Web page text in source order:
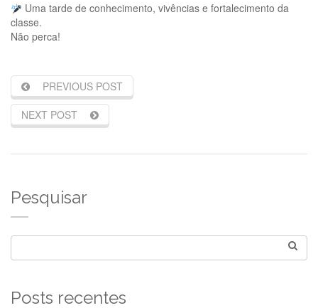
Uma tarde de conhecimento, vivências e fortalecimento da
classe.
Não perca!
PREVIOUS POST
NEXT POST
Pesquisar
Posts recentes